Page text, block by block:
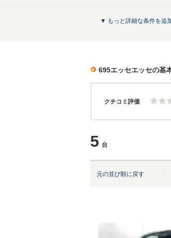
▼ もっと詳細な条件を追
695エッセエッセの基
クチコミ評価
5 台
元の並び順に戻す